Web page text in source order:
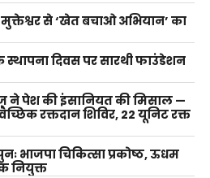
से ‘खेत बचाओ अभियान’ का
स्थापना दिवस पर सारथी फाउंडेशन
ने पेश की इंसानियत की मिसाल —
रक्तदान शिविर, 22 यूनिट रक्त
भाजपा चिकित्सा प्रकोष्ठ, ऊधम
नियुक्त